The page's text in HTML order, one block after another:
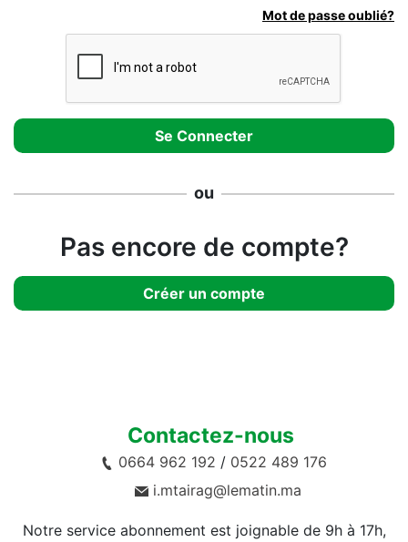
Mot de passe oublié?
ou
Pas encore de compte?
Créer un compte
Contactez-nous
0664 962 192 / 0522 489 176
i.mtairag@lematin.ma
Notre service abonnement est joignable de 9h à 17h,